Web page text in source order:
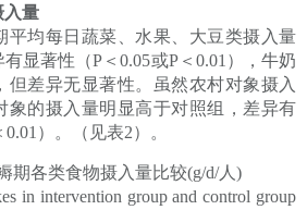
入量
平均每日蔬菜、水果、大豆类摄入量
显著性（P＜0.05或P＜0.01），牛奶
但差异无显著性。虽然农村对象摄入
象的摄入量明显高于对照组，差异有
）。（见表2）。
期各类食物摄入量比较(g/d/人)
in intervention group and control group